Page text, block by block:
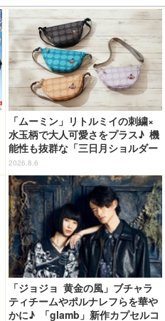
「ムーミン」リトルミイの刺繍×
水玉柄で大人可愛さをプラス♪ 機
能性も抜群な「三日月ショルダー
バッグ」が新登場
2026.8.6
「ジョジョ 黄金の風」ブチャラ
ティチームやポルナレフらを華や
かに♪ 「glamb」新作カプセルコ